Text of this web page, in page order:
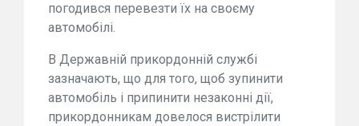
погодився перевезти їх на своєму
автомобілі.
В Державній прикордонній службі
зазначають, що для того, щоб зупинити
автомобіль і припинити незаконні дії,
прикордонникам довелося вистрілити